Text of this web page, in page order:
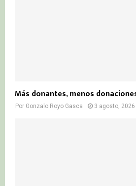
Más donantes, menos
Por Gonzalo Royo Gasca 3 agosto, 2026